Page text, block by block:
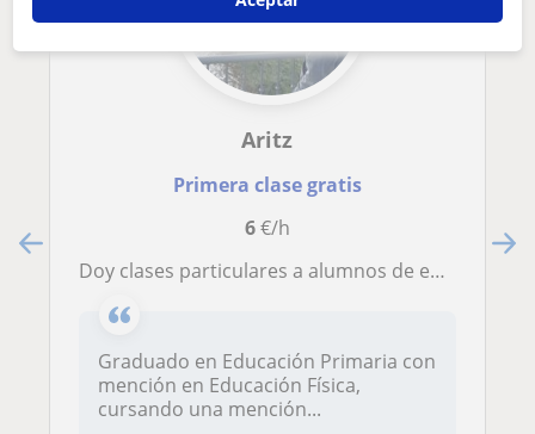
Aritz
Primera clase gratis
6€/h
Doy clases particulares a alumnos de entre 5 y 16 años. Especializado en cualquier materia impartida en Primaria (exceptuando músi
Graduado en Educación Primaria con
mención en Educación Física,
cursando una mención...